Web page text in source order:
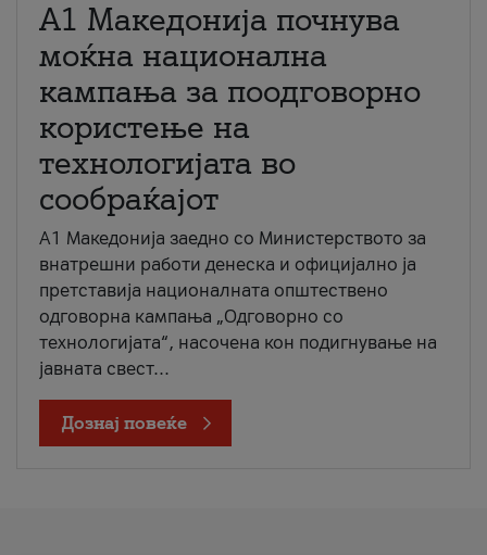
A1 Македонија почнува
моќна национална
кампања за поодговорно
користење на
технологијата во
сообраќајот
A1 Македонија заедно со Министерството за
внатрешни работи денеска и официјално ја
претставија националната општествено
одговорна кампања „Одговорно со
технологијата“, насочена кон подигнување на
јавната свест...
Дознај повеќе